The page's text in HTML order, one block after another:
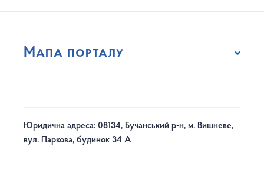
Мапа порталу
Юридична адреса: 08134, Бучанський р-н, м. Вишневе,
вул. Паркова, будинок 34 А